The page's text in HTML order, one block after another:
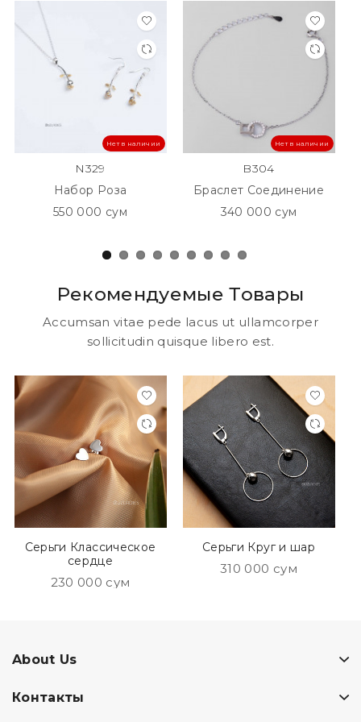
Нет в наличии
N329
Набор Роза
550 000 сум
Нет в наличии
B304
Браслет Соединение
340 000 сум
Рекомендуемые Товары
Accumsan vitae pede lacus ut ullamcorper
sollicitudin quisque libero est.
Серьги Классическое
сердце
230 000 сум
Серьги Круг и шар
310 000 сум
About Us
Контакты